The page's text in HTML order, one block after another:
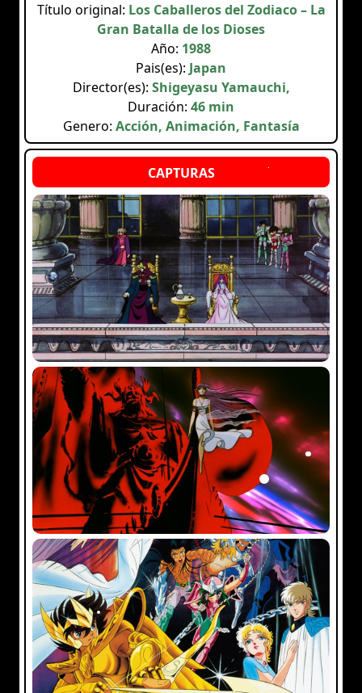
Título original: Los Caballeros del Zodiaco – La
Gran Batalla de los Dioses
Año: 1988
Pais(es): Japan
Director(es): Shigeyasu Yamauchi,
Duración: 46 min
Genero: Acción, Animación, Fantasía